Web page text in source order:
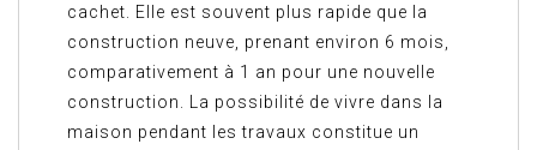
cachet. Elle est souvent plus rapide que la
construction neuve, prenant environ 6 mois,
comparativement à 1 an pour une nouvelle
construction. La possibilité de vivre dans la
maison pendant les travaux constitue un